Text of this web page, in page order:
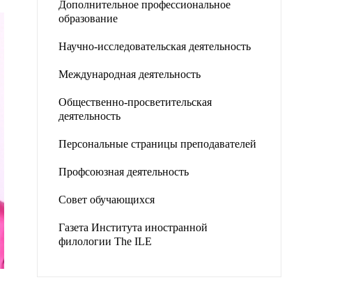
Дополнительное профессиональное
образование
Научно-исследовательская деятельность
Международная деятельность
Общественно-просветительская
деятельность
Персональные страницы преподавателей
Профсоюзная деятельность
Совет обучающихся
Газета Института иностранной
филологии The ILE